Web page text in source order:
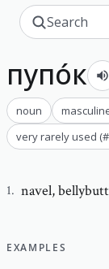
пупо́к
noun
very rarely used (#
1. navel,
EXAMPLES